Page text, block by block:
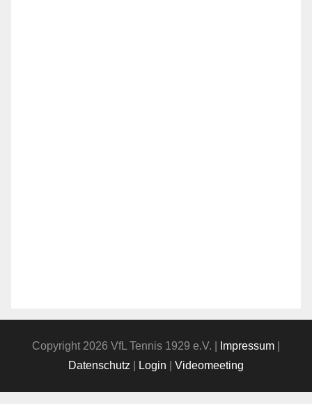
Copyright 2026 VfL Tennis 1929 e.V. | Impressum
Datenschutz
Login Videomeeting